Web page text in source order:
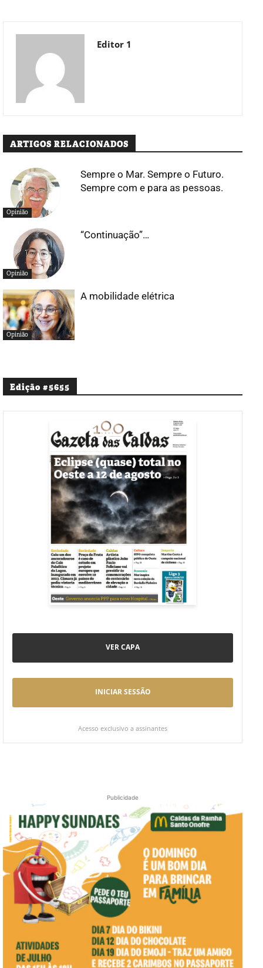
Editor 1
ARTIGOS RELACIONADOS
Opinião
Sempre o Mar. Sempre o Futuro.
Sempre com e para as pessoas.
Opinião
“Continuação”…
Opinião
A mobilidade elétrica
Edição #5655
VER CAPA
INICIAR SESSÃO
Acesso exclusivo a assinantes
Publicidade